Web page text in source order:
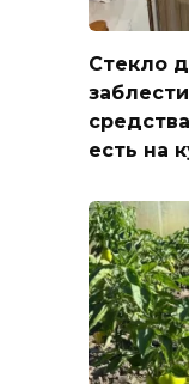
Стекло
есть на